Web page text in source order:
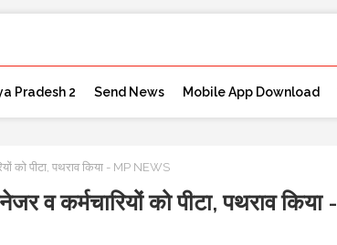
Pradesh 2 Send News Mobile App Download
को पीटा, पथराव किया - MP NEWS
कर्मचारियों को पीटा, पथराव किया -